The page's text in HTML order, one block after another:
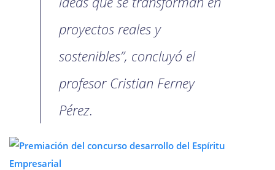
proyectos reales y
sostenibles”, concluyó el
profesor Cristian Ferney
Pérez.